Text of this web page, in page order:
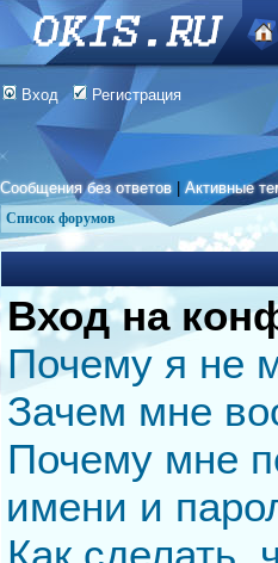
Вход Регистрация
Сообщения без ответов |Активные
Список форумов
Вход на
Почему я не
Зачем мне
Почему мне
имени и